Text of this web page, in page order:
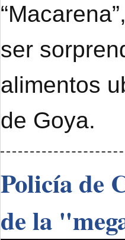
ser
alimentos
de Goya.
Policía de
de la